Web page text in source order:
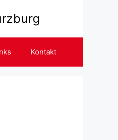
Kontakt